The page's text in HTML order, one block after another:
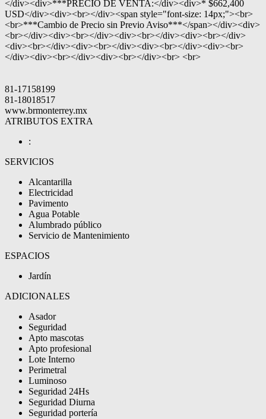
</div><div>***PRECIO DE VENTA:</div><div>* $662,400
USD</div><div><br></div><span style="font-size: 14px;"><br>
<br>***Cambio de Precio sin Previo Aviso***</span></div><div>
<br></div><div><br></div><div><br></div><div><br></div>
<div><br></div><div><br></div><div><br></div><div><br>
</div><div><br></div><div><br></div><br> <br>
81-17158199
81-18018517
www.brmonterrey.mx
ATRIBUTOS EXTRA
:
SERVICIOS
Alcantarilla
Electricidad
Pavimento
Agua Potable
Alumbrado público
Servicio de Mantenimiento
ESPACIOS
Jardín
ADICIONALES
Asador
Seguridad
Apto mascotas
Apto profesional
Lote Interno
Perimetral
Luminoso
Seguridad 24Hs
Seguridad Diurna
Seguridad portería